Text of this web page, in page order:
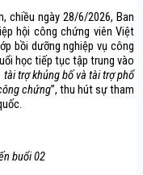
chiều ngày 28/6/2026, Ban
hội công chứng viên Việt
bồi dưỡng nghiệp vụ công
học tiếp tục tập trung vào
trợ khủng bố và tài trợ phổ
chứng”, thu hút sự tham
buổi 02